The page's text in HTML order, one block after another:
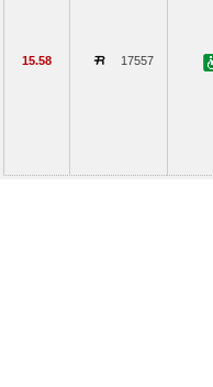
15.58 17557